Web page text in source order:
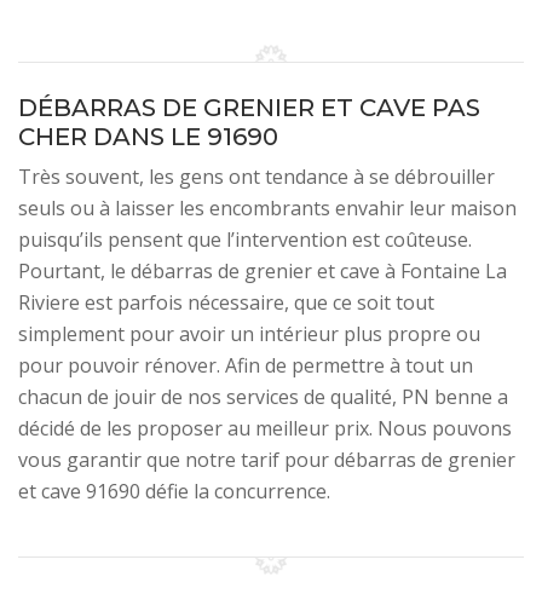
DÉBARRAS DE GRENIER ET CAVE PAS
CHER DANS LE 91690
Très souvent, les gens ont tendance à se débrouiller
seuls ou à laisser les encombrants envahir leur maison
puisqu’ils pensent que l’intervention est coûteuse.
Pourtant, le débarras de grenier et cave à Fontaine La
Riviere est parfois nécessaire, que ce soit tout
simplement pour avoir un intérieur plus propre ou
pour pouvoir rénover. Afin de permettre à tout un
chacun de jouir de nos services de qualité, PN benne a
décidé de les proposer au meilleur prix. Nous pouvons
vous garantir que notre tarif pour débarras de grenier
et cave 91690 défie la concurrence.